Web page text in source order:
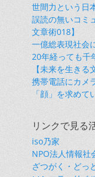
世間力という日
誤読の無いコミ
文章術018】
一億総表現社会
20年経っても千
【未来を生きる
携帯電話にカメ
「顔」を求めて
リンクで見る
iso乃家
NPO法人情報社
ざつがく・どっ